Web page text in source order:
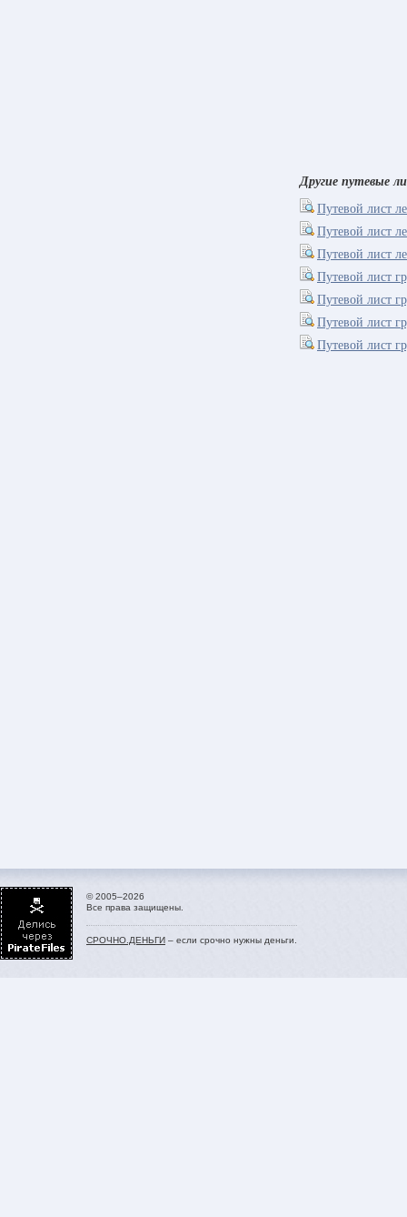
Другие путевые
Путевой лист
Путевой лист
Путевой лист
Путевой лист
Путевой лист
Путевой лист
Путевой лист
© 2005–2026
Все права защищены.
СРОЧНО.ДЕНЬГИ – если срочно нужны деньги.